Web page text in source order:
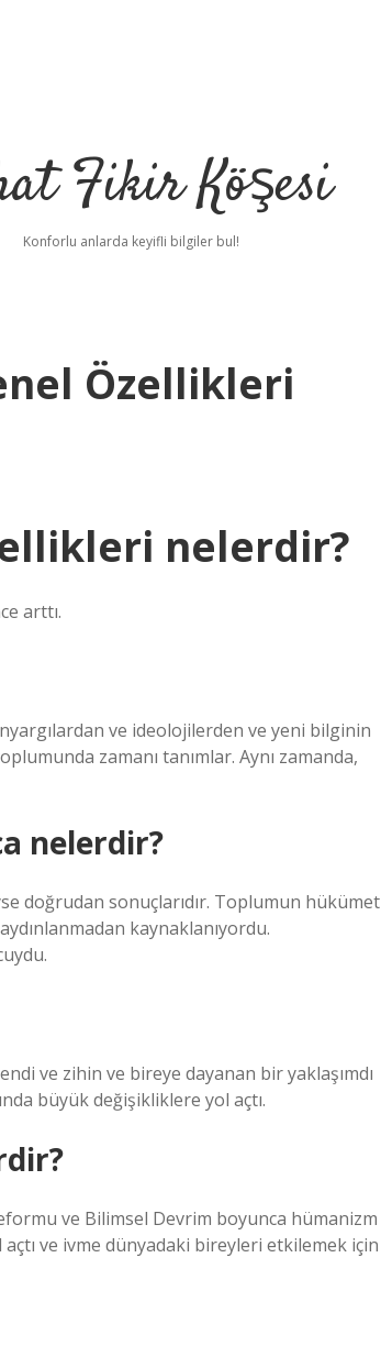
Fikir Köşesi
Konforlu anlarda keyifli bilgiler bul!
Özellikleri
nelerdir?
arttı.
ve ideolojilerden ve yeni bilginin
zamanı tanımlar. Aynı zamanda,
nelerdir?
doğrudan sonuçlarıdır. Toplumun hükümet
kaynaklanıyordu.
ve zihin ve bireye dayanan bir yaklaşımdı
büyük değişikliklere yol açtı.
ve Bilimsel Devrim boyunca hümanizm
ve ivme dünyadaki bireyleri etkilemek için